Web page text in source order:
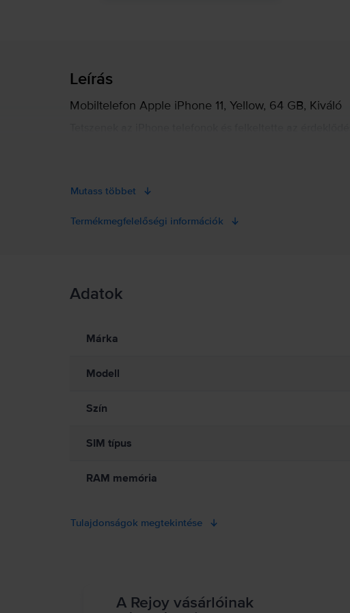
Leírás
Mobiltelefon Apple iPhone 11, Yellow, 64 GB, Kiváló
Mutass többet
Termékmegfelelőségi információk
Termékbiztonsági információk
Kezeld óvatosan az iPhone-odat! Az eszköz fémből, üvegből és
Az iPhone használata bizonyos helyzetekben elvonhatja a figyelmedet,
Adatok
Márka
Modell
Szín
SIM típus
RAM memória
Tulajdonságok megtekintése
A Rejoy vásárlóinak